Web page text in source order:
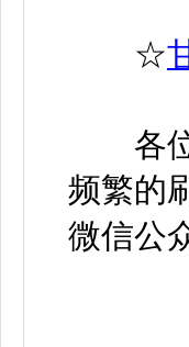
☆
各
频繁的
微信公